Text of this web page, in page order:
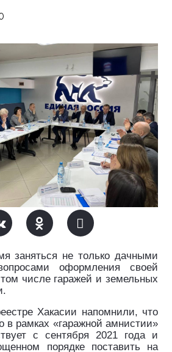
заняться не только дачными
оформления своей
числе гаражей и земельных
Хакасии напомнили, что
в рамках «гаражной амнистии»
с сентября 2021 года и
порядке поставить на